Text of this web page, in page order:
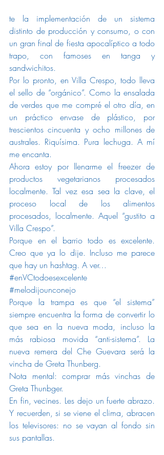
te la implementación de un sistema
distinto de producción y consumo, o con
un gran final de fiesta apocalíptico a todo
trapo, con famoses en tanga y
sandwichitos.
Por lo pronto, en Villa Crespo, todo lleva
el sello de “orgánico”. Como la ensalada
de verdes que me compré el otro día, en
un práctico envase de plástico, por
trescientos cincuenta y ocho millones de
australes. Riquísima. Pura lechuga. A mí
me encanta.
Ahora estoy por llenarme el freezer de
productos vegetarianos procesados
localmente. Tal vez esa sea la clave, el
proceso local de los alimentos
procesados, localmente. Aquel “gustito a
Villa Crespo”.
Porque en el barrio todo es excelente.
Creo que ya lo dije. Incluso me parece
que hay un hashtag. A ver…
#enVCtodoesexcelente
#melodijounconejo
Porque la trampa es que “el sistema”
siempre encuentra la forma de convertir lo
que sea en la nueva moda, incluso la
más rabiosa movida “anti-sistema”. La
nueva remera del Che Guevara será la
vincha de Greta Thunberg.
Nota mental: comprar más vinchas de
Greta Thunbger.
En fin, vecines. Les dejo un fuerte abrazo.
Y recuerden, si se viene el clima, abracen
los televisores: no se vayan al fondo sin
sus pantallas.